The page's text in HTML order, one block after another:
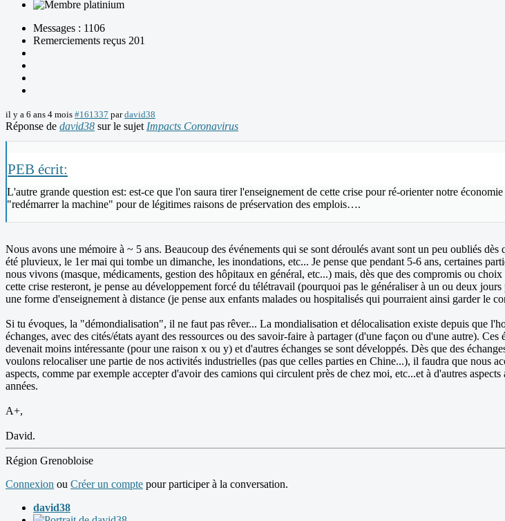
Messages : 1106
Remerciements reçus 201
il y a 6 ans 4 mois #161337 pardavid38
Réponse de david38 sur le sujet Impacts Coronavirus
PEB écrit:
L'autre grande question est: est-ce que l'on saura tirer l'enseignement de cette crise pour ré-orienter notre
"redémarrer la machine" pour de légitimes raisons de préservation des emplois….
Nous avons une mémoire à ~ 5 ans. Beaucoup des événements qui se sont déroulés avant sont un peu oubliés
été pluvieux, le 1er mai qui tombe un dimanche, les inondations, etc... Je pense que pendant 5-6 ans, certaines
nous vivons (masque, médicaments, gestion des hôpitaux en général, etc...) mais, dès que des compromis ou
cette crise resteront, je pense au développement forcé du télétravail (pourquoi pas le généraliser à un ou deux
une forme d'enseignement à distance (je pense aux enfants malades ou hospitalisés qui pourraient ainsi garder le
Si tu évoques, la "démondialisation", il ne faut pas rêver... La mondialisation et délocalisation existe depuis que
échanges, avec des cités/états ayant des ressources ou des savoir-faire à partager (d'une façon ou d'une autre).
devenait moins intéressante (pour une raison x ou y) et d'autres échanges se sont développés. Dès que des
voulons relocaliser une partie de nos activités industrielles (pas que celles parties en Chine...), il faudra que nous
aspects, comme par exemple accepter d'avoir des camions qui circulent près de chez moi, etc...et à d'autres
années.
A+,
David.
Région Grenobloise
Connexion ou Créer un compte pour participer à la conversation.
david38